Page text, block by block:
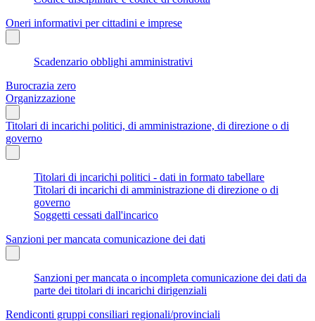
Oneri informativi per cittadini e imprese
Scadenzario obblighi amministrativi
Burocrazia zero
Organizzazione
Titolari di incarichi politici, di amministrazione, di direzione o di
governo
Titolari di incarichi politici - dati in formato tabellare
Titolari di incarichi di amministrazione di direzione o di
governo
Soggetti cessati dall'incarico
Sanzioni per mancata comunicazione dei dati
Sanzioni per mancata o incompleta comunicazione dei dati da
parte dei titolari di incarichi dirigenziali
Rendiconti gruppi consiliari regionali/provinciali